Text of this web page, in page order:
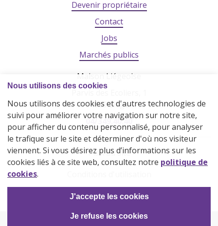
Devenir propriétaire
Contact
Jobs
Marchés publics
Maison Liégeoise
4020 Liège
04/349.40.40
Plan du site
Vie privée